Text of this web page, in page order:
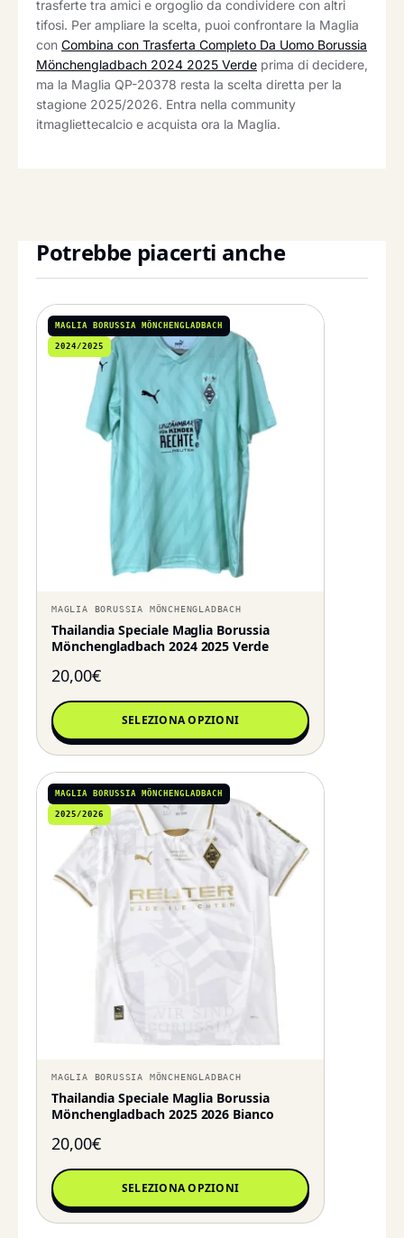
trasferte tra amici e orgoglio da condividere con altri
tifosi. Per ampliare la scelta, puoi confrontare la Maglia
con Combina con Trasferta Completo Da Uomo Borussia
Mönchengladbach 2024 2025 Verde prima di decidere,
ma la Maglia QP-20378 resta la scelta diretta per la
stagione 2025/2026. Entra nella community
itmagliettecalcio e acquista ora la Maglia.
Potrebbe piacerti anche
MAGLIA BORUSSIA MÖNCHENGLADBACH
2024/2025
MAGLIA BORUSSIA MÖNCHENGLADBACH
Thailandia Speciale Maglia Borussia
Mönchengladbach 2024 2025 Verde
20,00€
SELEZIONA OPZIONI
MAGLIA BORUSSIA MÖNCHENGLADBACH
2025/2026
MAGLIA BORUSSIA MÖNCHENGLADBACH
Thailandia Speciale Maglia Borussia
Mönchengladbach 2025 2026 Bianco
20,00€
SELEZIONA OPZIONI